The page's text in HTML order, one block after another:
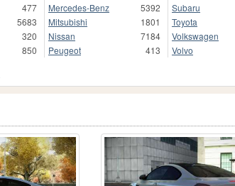
477
5683
320
850
Mercedes-Benz
5392
Mitsubishi
1801
Nissan
7184
Peugeot
413
Subaru
Toyota
Volkswagen
Volvo